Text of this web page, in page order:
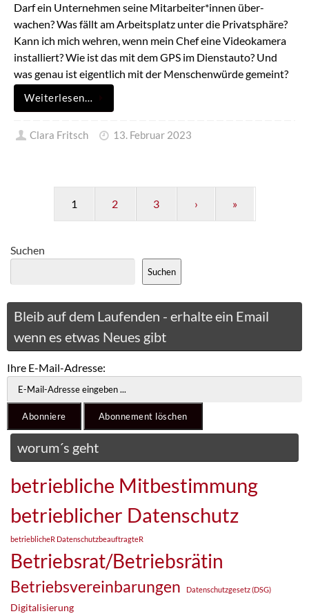
Darf ein Unternehmen seine Mitarbeiter*innen über­
wachen? Was fällt am Arbeitsplatz unter die Privatsphäre?
Kann ich mich wehren, wenn mein Chef eine Videokamera
installiert? Wie ist das mit dem GPS im Dienstauto? Und
was genau ist eigentlich mit der Menschenwürde gemeint?
Weiterlesen…
Clara Fritsch 13. Februar 2023
1 2 3 › »
Suchen
Suchen
Bleib auf dem Laufenden - erhalte ein Email
wenn es etwas Neues gibt
Ihre E-Mail-Adresse:
worum´s geht
betriebliche Mitbestimmung
betrieblicher Datenschutz
betrieblicheR DatenschutzbeauftragteR
Betriebsrat/Betriebsrätin
Betriebsvereinbarungen Datenschutzgesetz (DSG)
Digitalisierung